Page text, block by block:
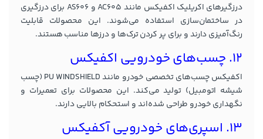
درزگیرهای اکریلیک اکفیکس مانند AC605 و AS606 برای درزگیری
در ساختمان‌سازی استفاده می‌شوند. این محصولات قابلیت
رنگ‌آمیزی دارند و برای پر کردن ترک‌ها و درزها مناسب هستند.
12. چسب‌های خودرویی اکفیکس
اکفیکس چسب‌های تخصصی خودرو مانند PU WINDSHIELD (چسب
شیشه اتومبیل) تولید می‌کند. این محصولات برای تعمیرات و
نگهداری خودرو طراحی شده‌اند و استحکام بالایی دارند.
13. اسپری‌های خودرویی آکفیکس